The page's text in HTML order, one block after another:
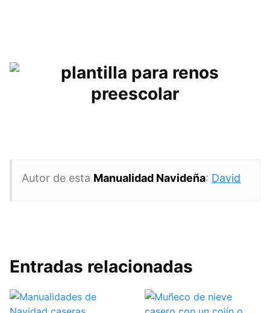
Autor de esta Manualidad Navideña: David
Entradas relacionadas